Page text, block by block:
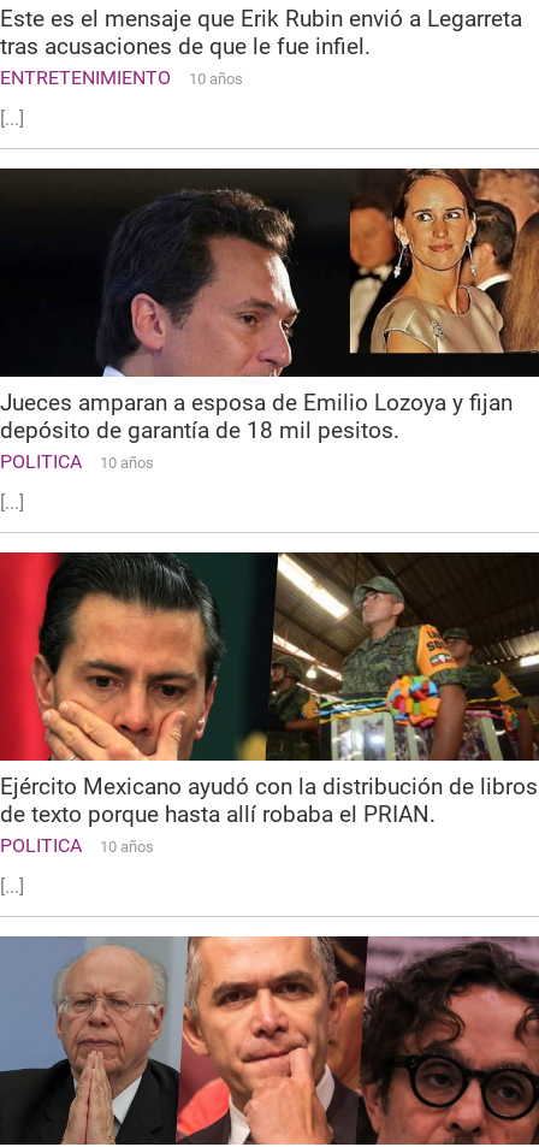
Este es el mensaje que Erik Rubin envió a Legarreta
tras acusaciones de que le fue infiel.
ENTRETENIMIENTO 10 años
[...]
Jueces amparan a esposa de Emilio Lozoya y fijan
depósito de garantía de 18 mil pesitos.
POLITICA 10 años
[...]
Ejército Mexicano ayudó con la distribución de libros
de texto porque hasta allí robaba el PRIAN.
POLITICA 10 años
[...]